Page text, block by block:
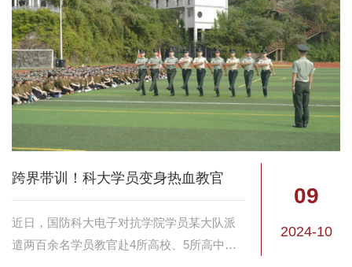
跨界带训！科大学员变身热血教官
近日，国防科大电子对抗学院学员某大队派
遣两百余名学员教官赴4所高校、5所高中，
09
2024-10